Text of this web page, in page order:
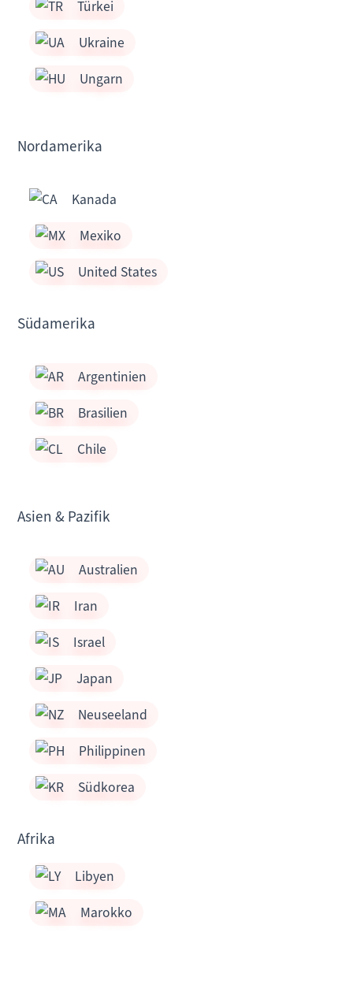
Türkei
Ukraine
Ungarn
Nordamerika
Kanada
Mexiko
United States
Südamerika
Argentinien
Brasilien
Chile
Asien & Pazifik
Australien
Iran
Israel
Japan
Neuseeland
Philippinen
Südkorea
Afrika
Libyen
Marokko